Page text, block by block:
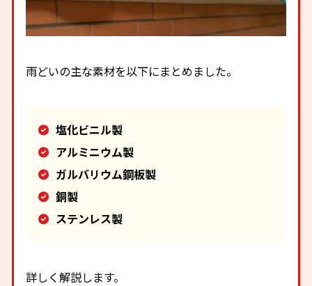
雨どいの主な素材を以下にまとめました。
塩化ビニル製
アルミニウム製
ガルバリウム鋼板製
銅製
ステンレス製
詳しく解説します。